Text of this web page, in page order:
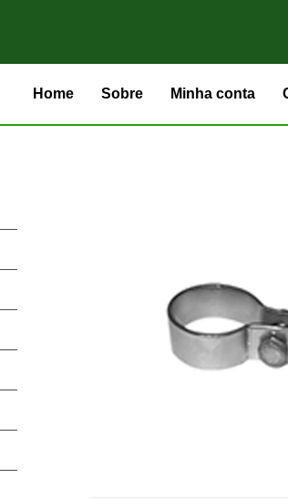
Home Sobre Minha conta